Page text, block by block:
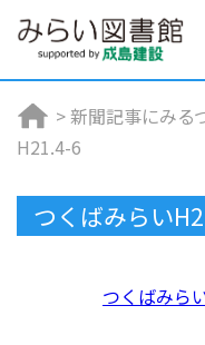
> 新聞記事にみる
H21.4-6
つくばみらい
つくばみら